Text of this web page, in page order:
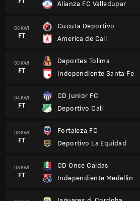
Alianza FC Valledupar
05 KWI
FT
Cucuta Deportivo
America de Cali
05 KWI
FT
Deportes Tolima
Independiente Santa Fe
04 KWI
FT
CD Junior FC
Deportivo Cali
03 KWI
FT
Fortaleza FC
Deportivo La Equidad
03 KWI
FT
CD Once Caldas
Independiente Medellin